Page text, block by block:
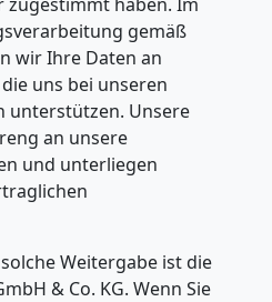
gemäß
wir Ihre Daten an
uns bei unseren
unterstützen. Unsere
an unsere
und unterliegen
Weitergabe ist die
& Co. KG. Wenn Sie